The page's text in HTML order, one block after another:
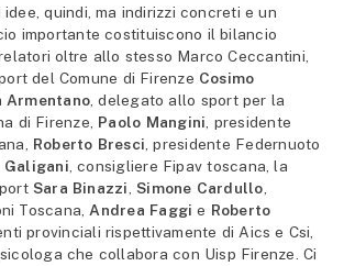
quindi, ma indirizzi concreti e un
importante costituiscono il bilancio
oltre allo stesso Marco Ceccantini,
del Comune di Firenze Cosimo
Armentano , delegato allo sport per la
di Firenze, Paolo Mangini , presidente
Roberto Bresci , presidente Federnuoto
Galigani , consigliere Fipav toscana, la
Sara Binazzi ,Simone Cardullo
Toscana, Andrea Faggi e Roberto
provinciali rispettivamente di Aics e Csi,
che collabora con Uisp Firenze. Ci